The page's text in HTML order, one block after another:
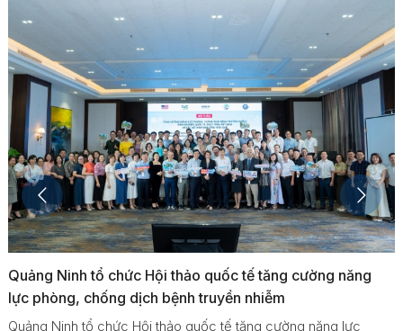
Quảng Ninh tổ chức Hội thảo quốc tế tăng cường năng
lực phòng, chống dịch bệnh truyền nhiễm
Quảng Ninh tổ chức Hội thảo quốc tế tăng cường năng lực